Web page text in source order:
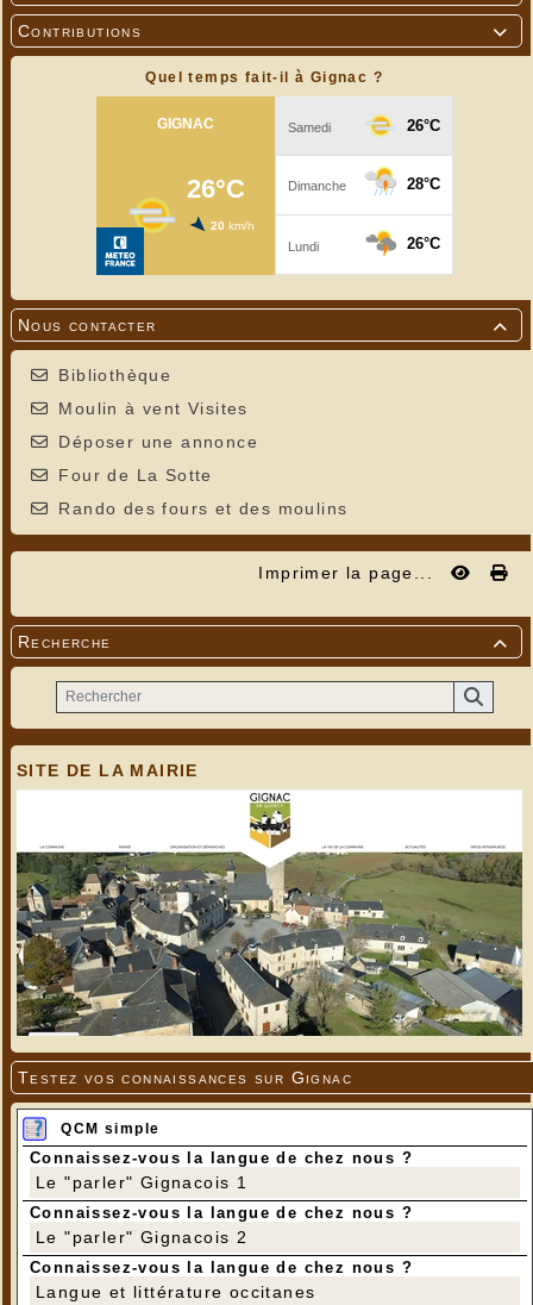

Contributions
Quel temps fait-il à Gignac ?

Nous contacter
Bibliothèque
Moulin à vent Visites
Déposer une annonce
Four de La Sotte
Rando des fours et des moulins
Imprimer la page...

Recherche
SITE DE LA MAIRIE
Testez vos connaissances sur Gignac
QCM simple
Connaissez-vous la langue de chez nous ?
Le "parler" Gignacois 1
Connaissez-vous la langue de chez nous ?
Le "parler" Gignacois 2
Connaissez-vous la langue de chez nous ?
Langue et littérature occitanes
Vue sur l'ouest de Brive
Printemps ou hiver ? Cherchez l'erreur !